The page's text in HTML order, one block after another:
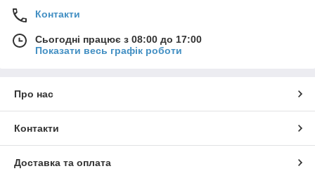
Контакти
Сьогодні працює з 08:00 до 17:00
Показати весь графік роботи
Про нас
Контакти
Доставка та оплата